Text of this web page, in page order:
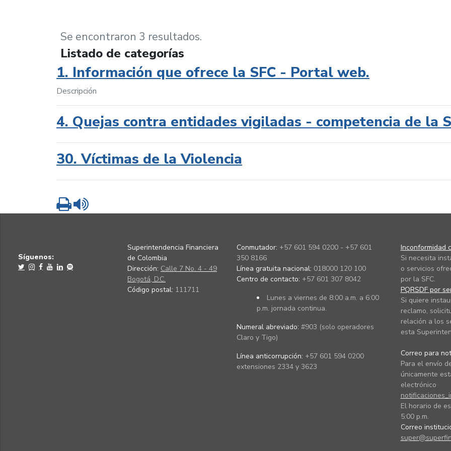
Se encontraron 3 resultados.
Listado de categorías
1. Información que ofrece la SFC - Portal web.
Descripción
4. Quejas contra entidades vigiladas - competencia de la
30. Víctimas de la Violencia
Imprimir
Síguenos:
Superintendencia Financiera
de Colombia
Dirección: Calle 7 No. 4 - 49
Bogotá, D.C.
Código postal: 111711
Conmutador: +57 601 594 0200 - +57 601
350 8166
Línea gratuita nacional: 018000 120 100
Centro de contacto: +57 601 307 8042
Lunes a viernes de 8:00 a.m. a 6:00
p.m. jornada continua.
Numeral abreviado: #903 (solo operadores
Claro y Tigo)
Línea anticorrupción: +57 601 594 0200
extensiones 2334 y 3623
Inconformidad
Si necesita
o servicios
por la SFC.
PQRSDF por
Si quiere
reclamo,
relación a los
esta
Correo para
Para el envío
únicamente
electrónico
El horario de
5:00 p.m.
Correo